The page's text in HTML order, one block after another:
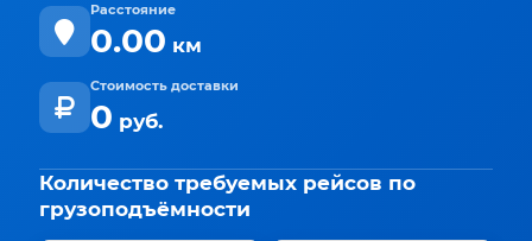
Расстояние
0.00 км
Стоимость доставки
0 руб.
Количество требуемых рейсов по
грузоподъёмности